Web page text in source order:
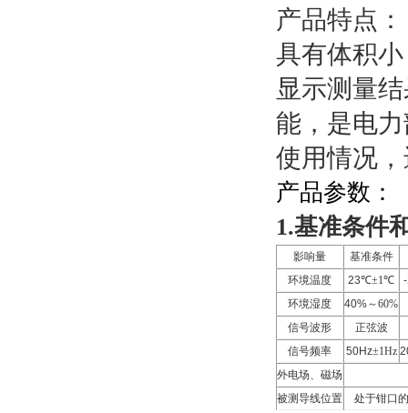
产品特点：
具有体积
显示测量
能，是电
使用情况
产品参数：
1.基准条件
影响量
基准条件
环境温度
23℃±1℃
环境湿度
40%～60%
信号波形
正弦波
信号频率
50Hz±1Hz
外电场、磁场
被测导线位置
处于钳口